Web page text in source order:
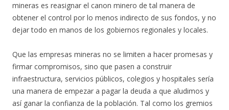
mineras es reasignar el canon minero de tal manera de
obtener el control por lo menos indirecto de sus fondos, y no
dejar todo en manos de los gobiernos regionales y locales.
Que las empresas mineras no se limiten a hacer promesas y
firmar compromisos, sino que pasen a construir
infraestructura, servicios públicos, colegios y hospitales sería
una manera de empezar a pagar la deuda a que aludimos y
así ganar la confianza de la población. Tal como los gremios